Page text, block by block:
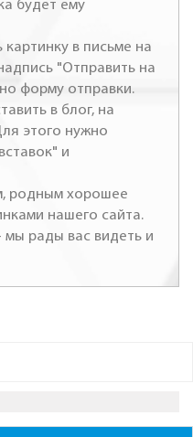
будет ему
в письме на
"Отправить на
форму отправки.
в блог, на
этого нужно
и
родным хорошее
нашего сайта.
рады вас видеть и